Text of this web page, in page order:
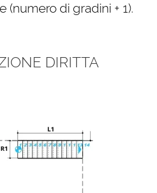
(numero di gradini + 1).
DIRITTA